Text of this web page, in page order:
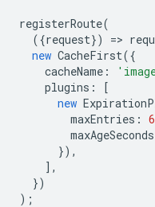
registerRoute(
({request}) =>
new CacheFirst({
cacheName :
plugins :
[
new
maxEntries :
maxAgeSeconds
}),
],
})
);